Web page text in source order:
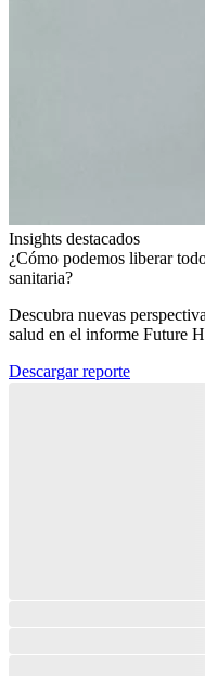
Insights destacados
¿Cómo podemos liberar
sanitaria?​
Descubra nuevas
salud en el informe Future
Descargar reporte